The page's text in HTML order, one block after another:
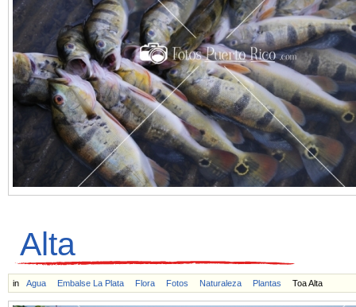
Alta
in Agua Embalse La Plata Flora Fotos Naturaleza Plantas Toa Alta